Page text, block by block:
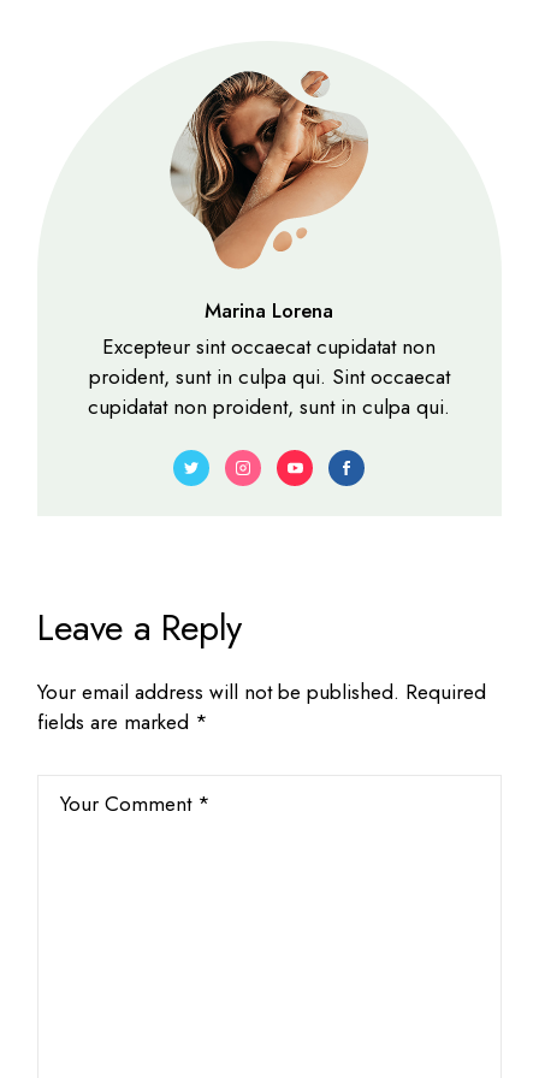
Marina Lorena
Excepteur sint occaecat cupidatat non
proident, sunt in culpa qui. Sint occaecat
cupidatat non proident, sunt in culpa qui.
Leave a Reply
Your email address will not be published. Required
fields are marked *